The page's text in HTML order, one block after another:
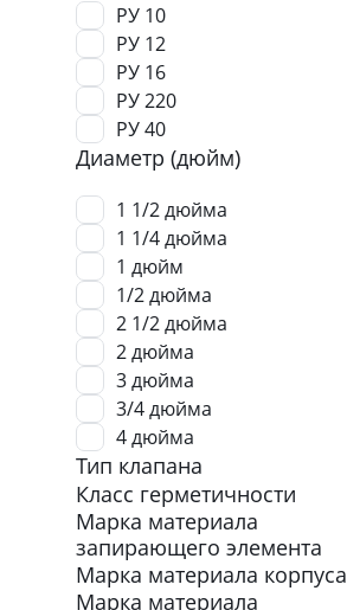
ДУ 450
ДУ 600
ДУ 800
ДУ 1000
ДУ 1200
РУ 10
РУ 12
РУ 16
РУ 220
РУ 40
Диаметр (дюйм)
1 1/2 дюйма
1 1/4 дюйма
1 дюйм
1/2 дюйма
2 1/2 дюйма
2 дюйма
3 дюйма
3/4 дюйма
4 дюйма
Тип клапана
Класс герметичности
Марка материала
запирающего элемента
Марка материала корпуса
Марка материала